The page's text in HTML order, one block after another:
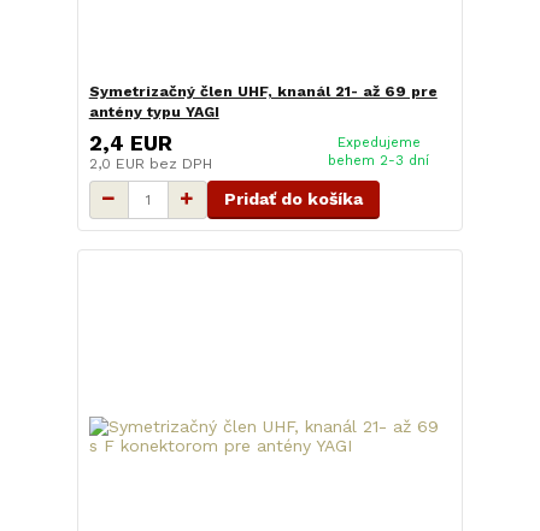
Symetrizačný člen UHF, knanál 21- až 69 pre
antény typu YAGI
2,4 EUR
2,0 EUR bez DPH
Expedujeme
behem 2-3 dní
Pridať do košíka